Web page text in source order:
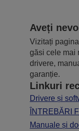
Aveți
Vizitați
găsi cele mai
drivere,
garanție.
Linkuri
Drivere și
ÎNTREBĂRI
Manuale și